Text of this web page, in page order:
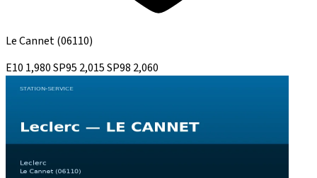
Le Cannet(06110)
E10 1,980SP95 2,015SP98 2,060